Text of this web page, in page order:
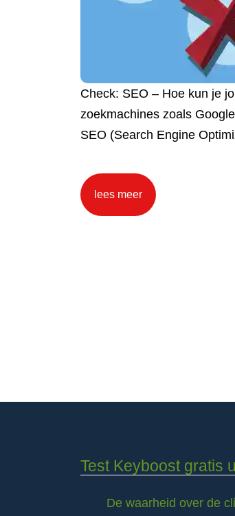
Check: SEO – Hoe kun je
zoekmachines zoals
SEO (Search Engine
lees meer
Test Keyboost gratis
De waarheid over de